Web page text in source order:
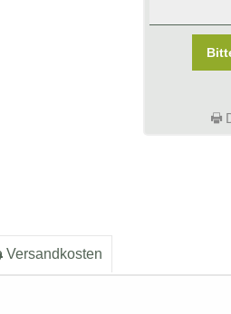
Versandkosten